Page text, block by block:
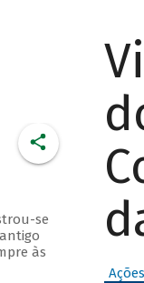
se
às
Ações